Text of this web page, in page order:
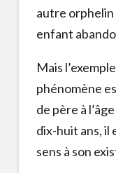
autre orphelin
enfant
Mais
phénomène
de père à
dix-huit ans, il
sens à son